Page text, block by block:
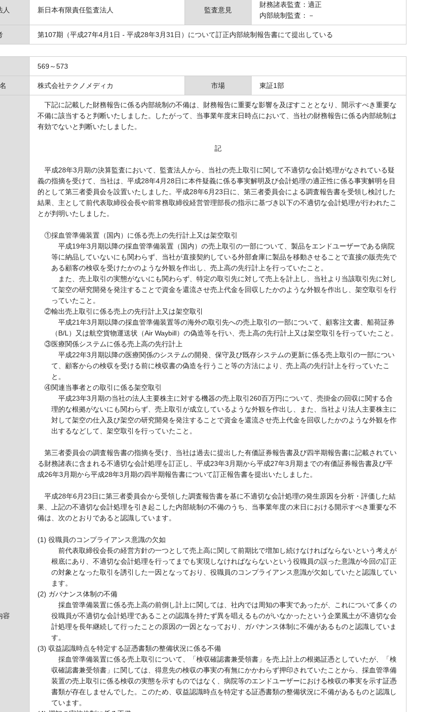
人 新日本有限責任監査法人 監査意見
財務諸表監査：適正
内部統制監査：－
第107期（平成27年4月1日 ‐ 平成28年3月31日）について訂正内部統制報告書にて提出している
569～573
株式会社テクノメディカ 市場 東証1部
容
下記に記載した財務報告に係る内部統制の不備は、財務報告に重要な影響を及ぼすこととなり、開示すべき重要な
不備に該当すると判断いたしました。したがって、当事業年度末日時点において、当社の財務報告に係る内部統制は
有効でないと判断いたしました。
記
平成28年3月期の決算監査において、監査法人から、当社の売上取引に関して不適切な会計処理がなされている疑
義の指摘を受けて、当社は、平成28年4月28日に本件疑義に係る事実解明及び会計処理の適正性に係る事実解明を目
的として第三者委員会を設置いたしました。平成28年6月23日に、第三者委員会による調査報告書を受領し検討した
結果、主として前代表取締役会長や前常務取締役経営管理部長の指示に基づき以下の不適切な会計処理が行われたこ
とが判明いたしました。
①採血管準備装置（国内）に係る売上の先行計上又は架空取引
平成19年3月期以降の採血管準備装置（国内）の売上取引の一部について、製品をエンドユーザーである病院
等に納品していないにも関わらず、当社が直接契約している外部倉庫に製品を移動させることで直接の販売先で
ある顧客の検収を受けたかのような外観を作出し、売上高の先行計上を行っていたこと。
また、売上取引の実態がないにも関わらず、特定の取引先に対して売上を計上し、当社より当該取引先に対し
て架空の研究開発を発注することで資金を還流させ売上代金を回収したかのような外観を作出し、架空取引を行
っていたこと。
②輸出売上取引に係る売上の先行計上又は架空取引
平成21年3月期以降の採血管準備装置等の海外の取引先への売上取引の一部について、顧客注文書、船荷証券
（B/L）又は航空貨物運送状（Air Waybill）の偽造等を行い、売上高の先行計上又は架空取引を行っていたこと。
③医療関係システムに係る売上高の先行計上
平成22年3月期以降の医療関係のシステムの開発、保守及び既存システムの更新に係る売上取引の一部につい
て、顧客からの検収を受ける前に検収書の偽造を行うこと等の方法により、売上高の先行計上を行っていたこ
と。
④関連当事者との取引に係る架空取引
平成23年3月期の当社の法人主要株主に対する機器の売上取引260百万円について、売掛金の回収に関する合
理的な根拠がないにも関わらず、売上取引が成立しているような外観を作出し、また、当社より法人主要株主に
対して架空の仕入及び架空の研究開発を発注することで資金を還流させ売上代金を回収したかのような外観を作
出するなどして、架空取引を行っていたこと。
第三者委員会の調査報告書の指摘を受け、当社は過去に提出した有価証券報告書及び四半期報告書に記載されてい
る財務諸表に含まれる不適切な会計処理を訂正し、平成23年3月期から平成27年3月期までの有価証券報告書及び平
成26年3月期から平成28年3月期の四半期報告書について訂正報告書を提出いたしました。
平成28年6月23日に第三者委員会から受領した調査報告書を基に不適切な会計処理の発生原因を分析・評価した結
果、上記の不適切な会計処理を引き起こした内部統制の不備のうち、当事業年度の末日における開示すべき重要な不
備は、次のとおりであると認識しています。
(1) 役職員のコンプライアンス意識の欠如
前代表取締役会長の経営方針の一つとして売上高に関して前期比で増加し続けなければならないという考えが
根底にあり、不適切な会計処理を行ってまでも実現しなければならないという役職員の誤った意識が今回の訂正
の対象となった取引を誘引した一因となっており、役職員のコンプライアンス意識が欠如していたと認識してい
ます。
(2) ガバナンス体制の不備
採血管準備装置に係る売上高の前倒し計上に関しては、社内では周知の事実であったが、これについて多くの
役職員が不適切な会計処理であることの認識を持たず異を唱えるものがいなかったという企業風土が不適切な会
計処理を長年継続して行ったことの原因の一因となっており、ガバナンス体制に不備があるものと認識していま
す。
(3) 収益認識時点を特定する証憑書類の整備状況に係る不備
採血管準備装置に係る売上取引について、「検収確認書兼受領書」を売上計上の根拠証憑としていたが、「検
収確認書兼受領書」に関しては、得意先の検収の事実の有無にかかわらず押印されていたことから、採血管準備
装置の売上取引に係る検収の実態を示すものではなく、病院等のエンドユーザーにおける検収の事実を示す証憑
書類が存在しませんでした。このため、収益認識時点を特定する証憑書類の整備状況に不備があるものと認識し
ています。